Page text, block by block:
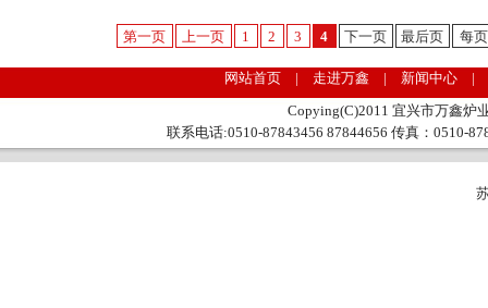
第一页 上一页 1 2 3 4 下一页 最后页 每
网站首页 | 走进万鑫 | 新闻中心 |
Copying(C)2011 宜兴市万鑫炉
联系电话:0510-87843456 87844656 传真：0510-